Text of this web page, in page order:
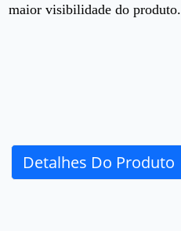
maior visibilidade do produto.
Detalhes Do Produto